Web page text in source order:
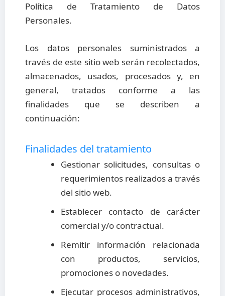
Política de Tratamiento de Datos
Personales.
Los datos personales suministrados a
través de este sitio web serán recolectados,
almacenados, usados, procesados y, en
general, tratados conforme a las
finalidades que se describen a
continuación:
Finalidades del tratamiento
Gestionar solicitudes, consultas o
requerimientos realizados a través
del sitio web.
Establecer contacto de carácter
comercial y/o contractual.
Remitir información relacionada
con productos, servicios,
promociones o novedades.
Ejecutar procesos administrativos,